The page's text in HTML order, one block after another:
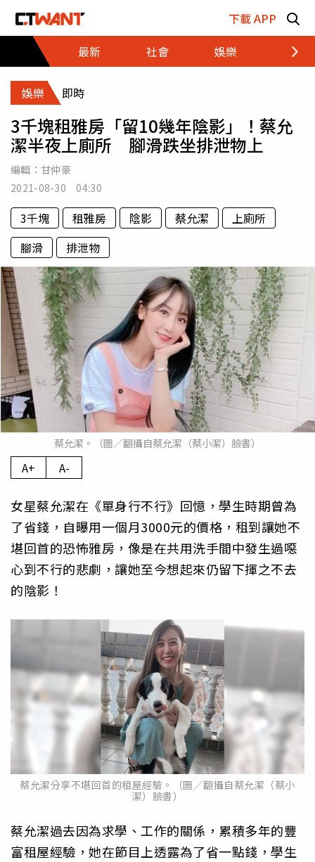
下載 APP
最新
社會 娛樂 財經
娛樂 即時
3千塊租雅房「留10幾年陰影」！蔡允
潔半夜上廁所 腳滑跌坐排泄物上
編輯： 甘仲豪
2021-08-30 04:30
3千塊 租雅房 陰影 蔡允潔
上廁所
腳滑
排泄物
蔡允潔。（圖／翻攝自蔡允潔（蔡小潔）臉書）
A+ A-
女星蔡允潔在《單身行不行》回憶，學生時期曾為
了省錢，自曝用一個月3000元的價格，租到讓她不
堪回首的恐怖雅房，像是在共用洗手間中發生過噁
心到不行的悲劇，讓她至今想起來仍留下揮之不去
的陰影！
蔡允潔分享不堪回首的租屋經驗。（圖／翻攝自蔡允潔（蔡小
潔）臉書）
蔡允潔過去因為求學、工作的關係，累積多年的豐
富租屋經驗，她在節目上透露為了省一點錢，學生